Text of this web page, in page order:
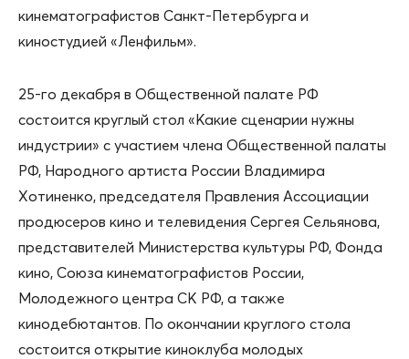
кинематографистов Санкт-Петербурга и
киностудией «Ленфильм».
25-го декабря в Общественной палате РФ
состоится круглый стол «Какие сценарии нужны
индустрии» с участием члена Общественной палаты
РФ, Народного артиста России Владимира
Хотиненко, председателя Правления Ассоциации
продюсеров кино и телевидения Сергея Сельянова,
представителей Министерства культуры РФ, Фонда
кино, Союза кинематографистов России,
Молодежного центра СК РФ, а также
кинодебютантов. По окончании круглого стола
состоится открытие киноклуба молодых